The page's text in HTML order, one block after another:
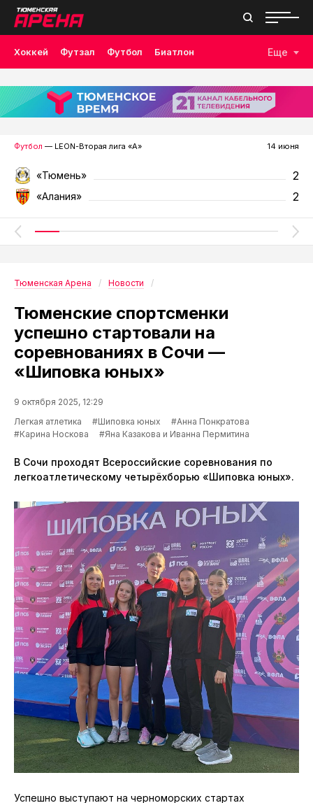
Хоккей Футзал Футбол Биатлон
Лыжные гонки Волейбол Плавание Дзюдо
Скалолазание Велоспорт Бокс
Еще
Футбол — LEON-Вторая лига «А» 14 июня
«Тюмень» 2
«Алания» 2
Тюменская Арена Новости
Тюменские спортсменки
успешно стартовали на
соревнованиях в Сочи —
«Шиповка юных»
9 октября 2025, 12:29
Легкая атлетика
#Шиповка юных
#Анна Понкратова
#Карина Носкова
#Яна Казакова и Иванна Пермитина
В Сочи проходят Всероссийские соревнования по
легкоатлетическому четырёхборью «Шиповка юных».
Успешно выступают на черноморских стартах